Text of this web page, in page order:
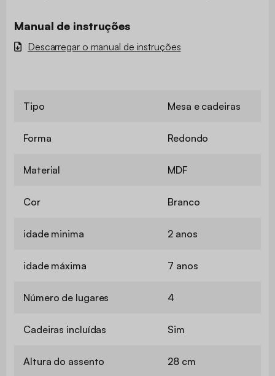
Manual de instruções
Descarregar o manual de instruções
Tipo Mesa e cadeiras
Forma Redondo
Material MDF
Cor Branco
idade minima 2 anos
idade máxima 7 anos
Número de lugares 4
Cadeiras incluídas Sim
Altura do assento 28 cm